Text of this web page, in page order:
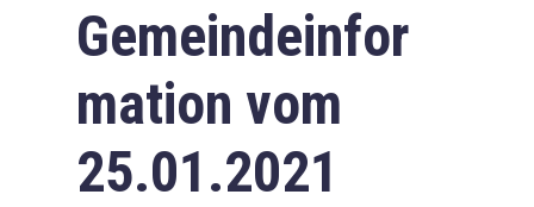
Gemeindeinfor
mation vom
25.01.2021